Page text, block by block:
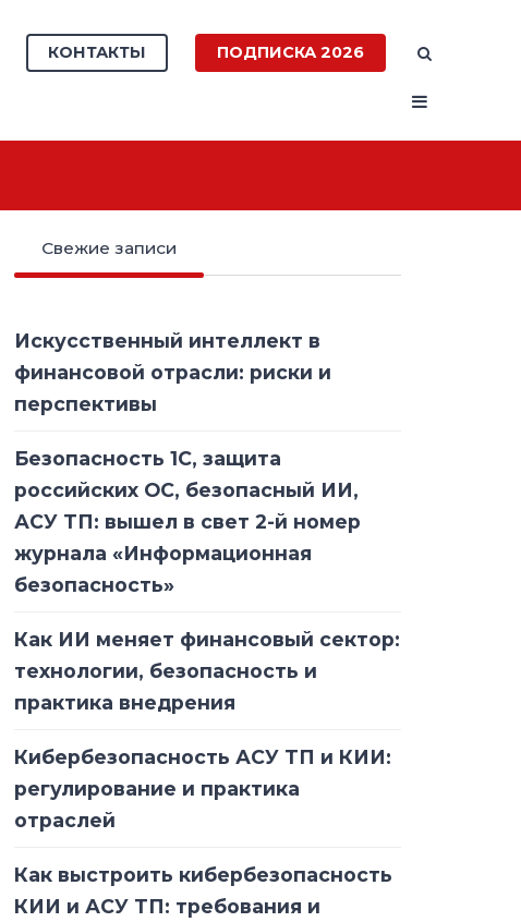
КОНТАКТЫ ПОДПИСКА 2026
Свежие записи
Искусственный интеллект в
финансовой отрасли: риски и
перспективы
Безопасность 1С, защита
российских ОС, безопасный ИИ,
АСУ ТП: вышел в свет 2-й номер
журнала «Информационная
безопасность»
Как ИИ меняет финансовый сектор:
технологии, безопасность и
практика внедрения
Кибербезопасность АСУ ТП и КИИ:
регулирование и практика
отраслей
Как выстроить кибербезопасность
КИИ и АСУ ТП: требования и